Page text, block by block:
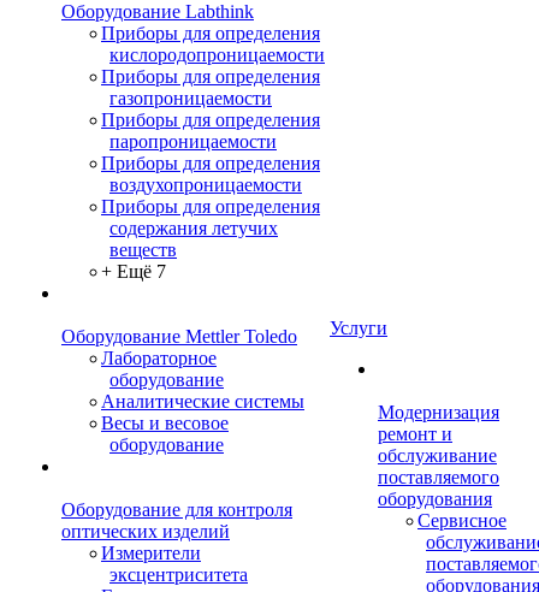
Оборудование Labthink
Приборы для определения
кислородопроницаемости
Приборы для определения
газопроницаемости
Приборы для определения
паропроницаемости
Приборы для определения
воздухопроницаемости
Приборы для определения
содержания летучих
веществ
+ Ещё 7
Оборудование Mettler Toledo
Лабораторное
оборудование
Аналитические системы
Весы и весовое
оборудование
Оборудование для контроля
оптических изделий
Измерители
эксцентриситета
Услуги
Модернизация
ремонт и
обслуживание
поставляемого
оборудования
Сервисное
оборудования